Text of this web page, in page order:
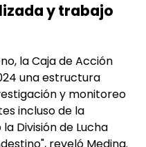
y trabajo
la Caja de Acción
una estructura
y monitoreo
incluso de la
División de Lucha